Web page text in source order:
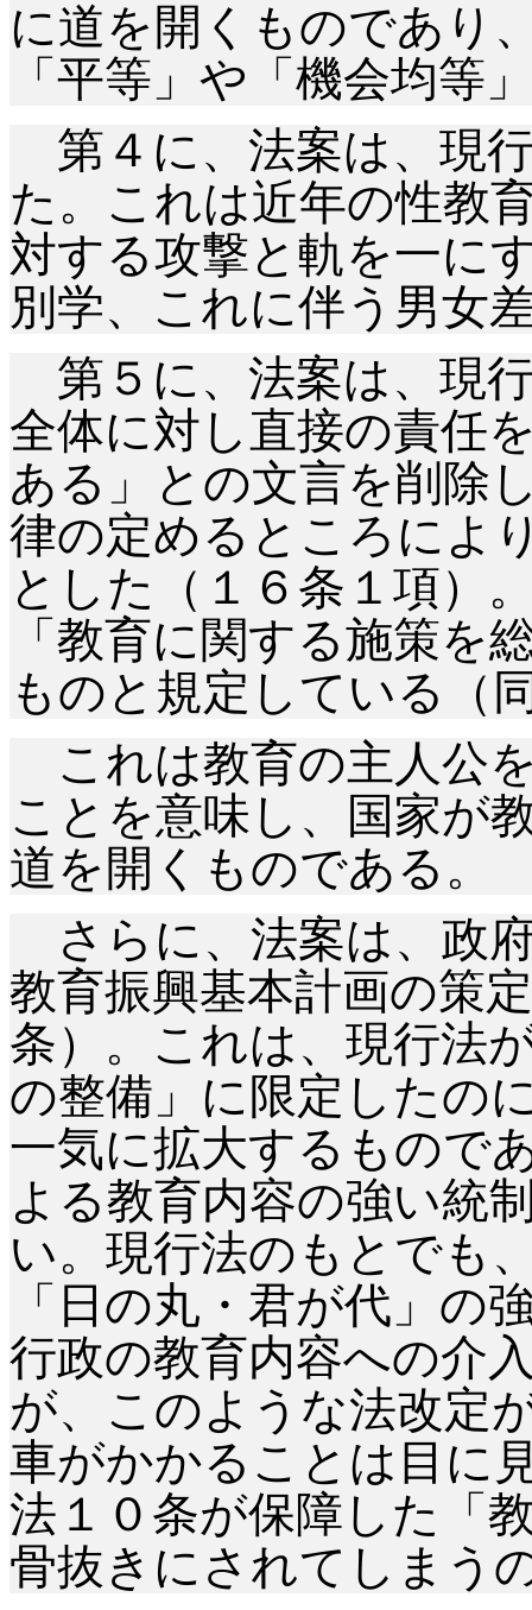
に道を開くものであり
「平等」や「機会均等
第４に、法案は、現
た。これは近年の性教
対する攻撃と軌を一に
別学、これに伴う男女
第５に、法案は、現
全体に対し直接の責任
ある」との文言を削除
律の定めるところによ
とした（１６条１項）
「教育に関する施策を
ものと規定している（
これは教育の主人公
ことを意味し、国家が
道を開くものである。
さらに、法案は、政
教育振興基本計画の策
条）。これは、現行法
の整備」に限定したの
一気に拡大するもので
よる教育内容の強い統
い。現行法のもとでも
「日の丸・君が代」の
行政の教育内容への介
が、このような法改定
車がかかることは目に
法１０条が保障した「
骨抜きにされてしまう